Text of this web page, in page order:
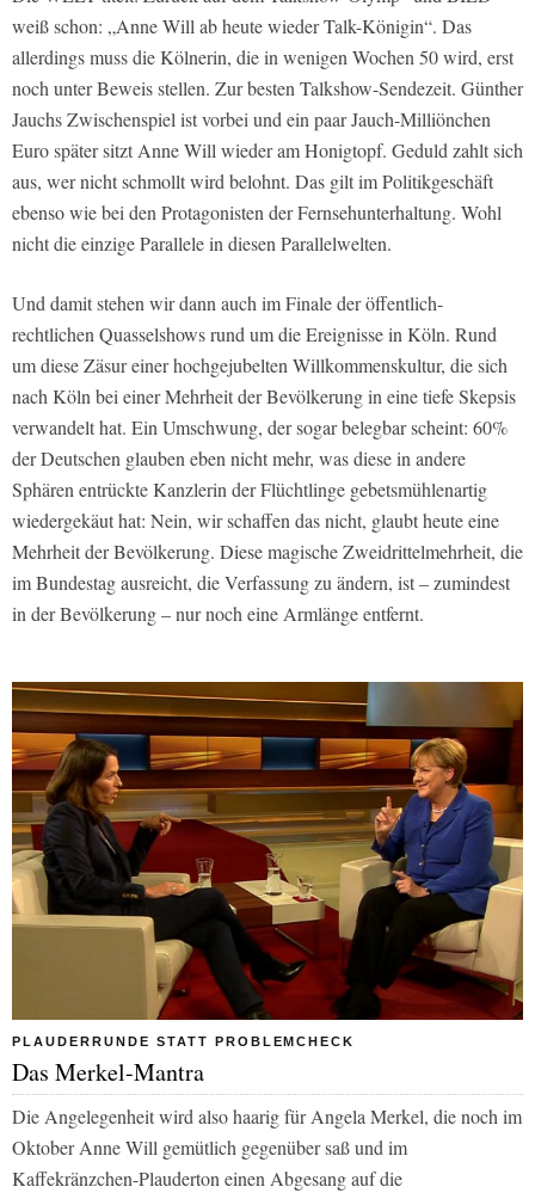
weiß schon: „Anne Will ab heute wieder Talk-Königin“. Das
allerdings muss die Kölnerin, die in wenigen Wochen 50 wird, erst
noch unter Beweis stellen. Zur besten Talkshow-Sendezeit. Günther
Jauchs Zwischenspiel ist vorbei und ein paar Jauch-Milliönchen
Euro später sitzt Anne Will wieder am Honigtopf. Geduld zahlt sich
aus, wer nicht schmollt wird belohnt. Das gilt im Politikgeschäft
ebenso wie bei den Protagonisten der Fernsehunterhaltung. Wohl
nicht die einzige Parallele in diesen Parallelwelten.
Und damit stehen wir dann auch im Finale der öffentlich-
rechtlichen Quasselshows rund um die Ereignisse in Köln. Rund
um diese Zäsur einer hochgejubelten Willkommenskultur, die sich
nach Köln bei einer Mehrheit der Bevölkerung in eine tiefe Skepsis
verwandelt hat. Ein Umschwung, der sogar belegbar scheint: 60%
der Deutschen glauben eben nicht mehr, was diese in andere
Sphären entrückte Kanzlerin der Flüchtlinge gebetsmühlenartig
wiedergekäut hat: Nein, wir schaffen das nicht, glaubt heute eine
Mehrheit der Bevölkerung. Diese magische Zweidrittelmehrheit, die
im Bundestag ausreicht, die Verfassung zu ändern, ist – zumindest
in der Bevölkerung – nur noch eine Armlänge entfernt.
PLAUDERRUNDE STATT PROBLEMCHECK
Das Merkel-Mantra
Die Angelegenheit wird also haarig für Angela Merkel, die noch im
Oktober Anne Will gemütlich gegenüber saß und im
Kaffekränzchen-Plauderton einen Abgesang auf die